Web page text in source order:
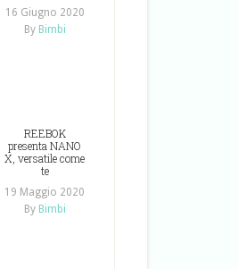
16 Giugno 2020
By Bimbi
REEBOK
presenta NANO
X, versatile come
te
19 Maggio 2020
By Bimbi